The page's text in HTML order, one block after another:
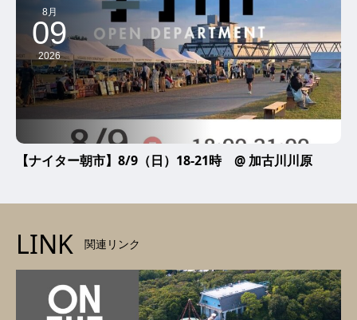
8月
09
2026
【ナイター朝市】8/9（日）18-21時 @ 加古川川原
LINK 関連リンク